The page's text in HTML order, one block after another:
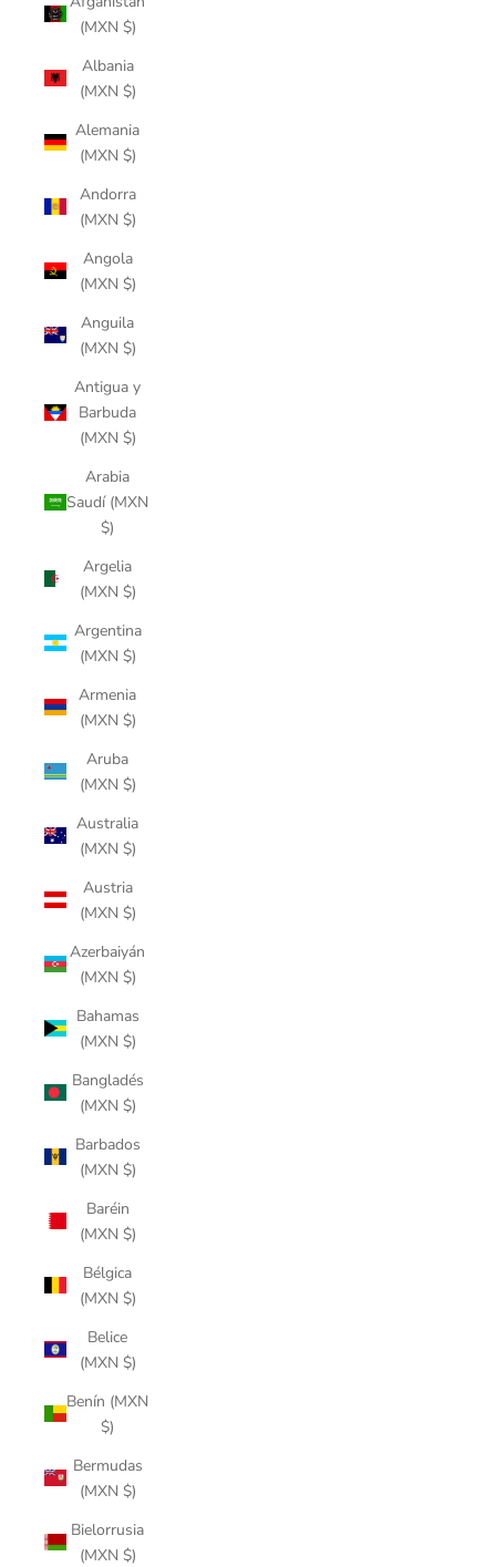
(MXN $)
Albania
(MXN $)
Alemania
(MXN $)
Andorra
(MXN $)
Angola
(MXN $)
Anguila
(MXN $)
Antigua y
Barbuda
(MXN $)
Arabia
Saudí (MXN
$)
Argelia
(MXN $)
Argentina
(MXN $)
Armenia
(MXN $)
Aruba
(MXN $)
Australia
(MXN $)
Austria
(MXN $)
Azerbaiyán
(MXN $)
Bahamas
(MXN $)
Bangladés
(MXN $)
Barbados
(MXN $)
Baréin
(MXN $)
Bélgica
(MXN $)
Belice
(MXN $)
Benín (MXN
$)
Bermudas
(MXN $)
Bielorrusia
(MXN $)